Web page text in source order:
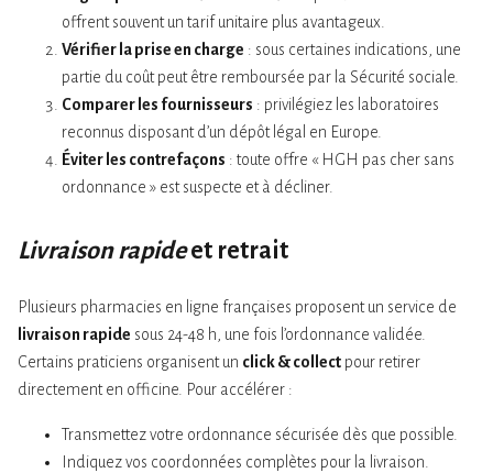
offrent souvent un tarif unitaire plus avantageux.
Vérifier la prise en charge : sous certaines indications, une
partie du coût peut être remboursée par la Sécurité sociale.
Comparer les fournisseurs : privilégiez les laboratoires
reconnus disposant d’un dépôt légal en Europe.
Éviter les contrefaçons : toute offre « HGH pas cher sans
ordonnance » est suspecte et à décliner.
Livraison rapideet retrait
Plusieurs pharmacies en ligne françaises proposent un service de
livraison rapide sous 24-48 h, une fois l’ordonnance validée.
Certains praticiens organisent un click & collect pour retirer
directement en officine. Pour accélérer :
Transmettez votre ordonnance sécurisée dès que possible.
Indiquez vos coordonnées complètes pour la livraison.